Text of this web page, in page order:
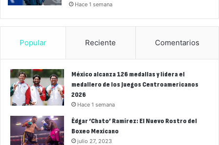
Hace 1 semana
Popular Reciente Comentarios
México alcanza 126 medallas y lidera el
medallero de los Juegos Centroamericanos
2026
Hace 1 semana
Édgar ‘Chato’ Ramírez: El Nuevo Rostro del
Boxeo Mexicano
julio 27, 2023